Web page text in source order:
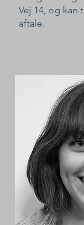
Vej 14, og
aftale.